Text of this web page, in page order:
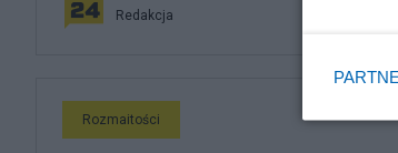
Redakcja
Rozmaitości